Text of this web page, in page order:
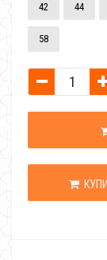
42 44
58